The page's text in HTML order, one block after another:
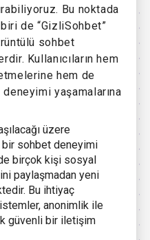
Bu noktada
de “GizliSohbet”
sohbet
Kullanıcıların hem
hem de
yaşamalarına
üzere
bir sohbet deneyimi
birçok kişi sosyal
paylaşmadan yeni
Bu ihtiyaç
anonimlik ile
güvenli bir iletişim